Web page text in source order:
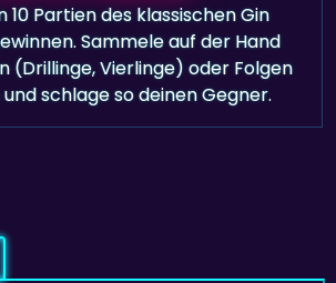
10 Partien des klassischen Gin
Sammele auf der Hand
(Drillinge, Vierlinge) oder Folgen
schlage so deinen Gegner.